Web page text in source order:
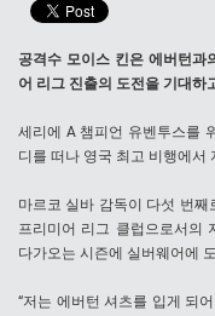
공격수 모이스 킨은 에버턴과
어 리그 진출의 도전을 기대하
세리에 A 챔피언 유벤투스를
디를 떠나 영국 최고 비행에서
마르코 실바 감독이 다섯 번
프리미어 리그 클럽으로서의
다가오는 시즌에 실버웨어에
“저는 에버턴 셔츠를 입게 되